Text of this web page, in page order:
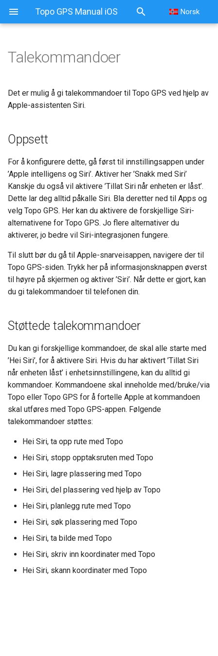
Topo GPS Manual iOS Norsk
Oppsett
Talekommandoer
Det er mulig å gi talekommandoer til Topo GPS ved hjelp av
Apple-assistenten Siri.
Oppsett
For å konfigurere dette, gå først til innstillingsappen under
’Apple intelligens og Siri’. Aktiver her ’Snakk med Siri’
Kanskje du også vil aktivere ’Tillat Siri når enheten er låst’.
Dette lar deg alltid påkalle Siri. Bla deretter ned til Apps og
velg Topo GPS. Her kan du aktivere de forskjellige Siri-
alternativene for Topo GPS. Jo flere alternativer du
aktiverer, jo bedre vil Siri-integrasjonen fungere.
Til slutt bør du gå til Apple-snarveisappen, navigere der til
Topo GPS-siden. Trykk her på informasjonsknappen øverst
til høyre på skjermen og aktiver ’Siri’. Når dette er gjort, kan
du gi talekommandoer til telefonen din.
Støttede talekommandoer
Du kan gi forskjellige kommandoer, de skal alle starte med
’Hei Siri’, for å aktivere Siri. Hvis du har aktivert ’Tillat Siri
når enheten låst’ i enhetsinnstillingene, kan du alltid gi
kommandoer. Kommandoene skal inneholde med/bruke/via
Topo eller Topo GPS for å fortelle Apple at kommandoen
skal utføres med Topo GPS-appen. Følgende
talekommandoer støttes:
Hei Siri, ta opp rute med Topo
Hei Siri, stopp opptaksruten med Topo
Hei Siri, lagre plassering med Topo
Hei Siri, del plassering ved hjelp av Topo
Hei Siri, planlegg rute med Topo
Hei Siri, søk plassering med Topo
Hei Siri, ta bilde med Topo
Hei Siri, skriv inn koordinater med Topo
Hei Siri, skann koordinater med Topo